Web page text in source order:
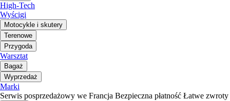
High-Tech
Wyścigi
Motocykle i skutery
Terenowe
Przygoda
Warsztat
Bagaż
Wyprzedaż
Marki
Serwis posprzedażowy we Francja Bezpieczna płatność Łatwe zwroty